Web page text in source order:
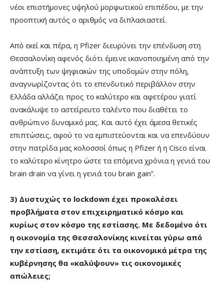
νέοι επιστήμονες υψηλού μορφωτικού επιπέδου, με την
προοπτική αυτός ο αριθμός να διπλασιαστεί.
Από εκεί και πέρα, η Pfizer διευρύνει την επένδυση στη
Θεσσαλονίκη αφενός διότι έμεινε ικανοποιημένη από την
ανάπτυξη των ψηφιακών της υποδομών στην πόλη,
αναγνωρίζοντας ότι το επενδυτικό περιβάλλον στην
Ελλάδα αλλάζει προς το καλύτερο και αφετέρου γιατί
ανακάλυψε το αστείρευτο ταλέντο που διαθέτει το
ανθρώπινο δυναμικό μας. Και αυτό έχει άμεσα θετικές
επιπτώσεις, αφού το να εμπιστεύονται και να επενδύουν
στην πατρίδα μας κολοσσοί όπως η Pfizer ή η Cisco είναι
το καλύτερο κίνητρο ώστε τα επόμενα χρόνια η γενιά του
brain drain να γίνει η γενιά του brain gain”.
3) Δυστυχώς το lockdown έχει προκαλέσει
προβλήματα στον επιχειρηματικό κόσμο και
κυρίως στον κόσμο της εστίασης. Με δεδομένο ότι
η οικονομία της Θεσσαλονίκης κινείται γύρω από
την εστίαση, εκτιμάτε ότι τα οικονομικά μέτρα της
κυβέρνησης θα «καλύψουν» τις οικονομικές
απώλειες;